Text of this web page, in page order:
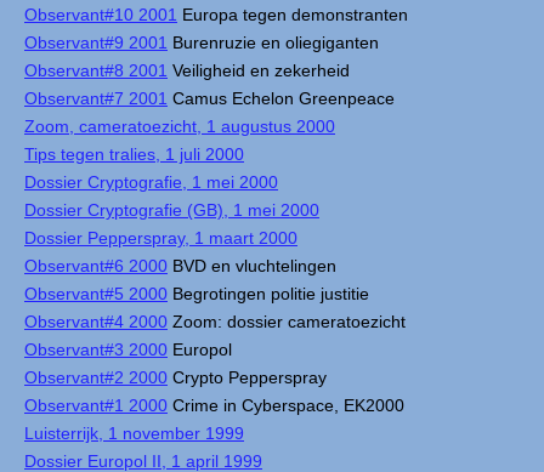
Observant#10 2001 Europa tegen demonstranten
Observant#9 2001 Burenruzie en oliegiganten
Observant#8 2001 Veiligheid en zekerheid
Observant#7 2001 Camus Echelon Greenpeace
Zoom, cameratoezicht, 1 augustus 2000
Tips tegen tralies, 1 juli 2000
Dossier Cryptografie, 1 mei 2000
Dossier Cryptografie (GB), 1 mei 2000
Dossier Pepperspray, 1 maart 2000
Observant#6 2000 BVD en vluchtelingen
Observant#5 2000 Begrotingen politie justitie
Observant#4 2000 Zoom: dossier cameratoezicht
Observant#3 2000 Europol
Observant#2 2000 Crypto Pepperspray
Observant#1 2000 Crime in Cyberspace, EK2000
Luisterrijk, 1 november 1999
Dossier Europol II, 1 april 1999